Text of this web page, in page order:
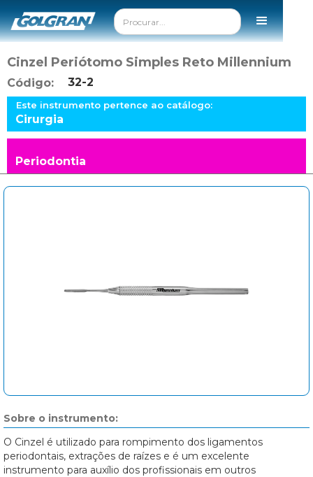
Cinzel Periótomo Simples Reto Millennium
Código: 32-2
Este instrumento pertence ao catálogo:
Cirurgia
Periodontia
Sobre o instrumento:
O Cinzel é utilizado para rompimento dos ligamentos
periodontais, extrações de raízes e é um excelente
instrumento para auxílio dos profissionais em outros